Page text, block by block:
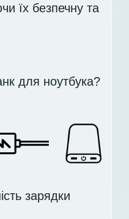
їх безпечну та
для ноутбука?
зарядки